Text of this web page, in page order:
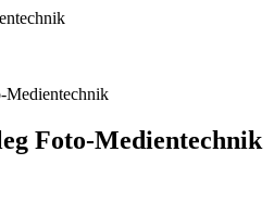
Medientechnik
Foto-Medientechnik